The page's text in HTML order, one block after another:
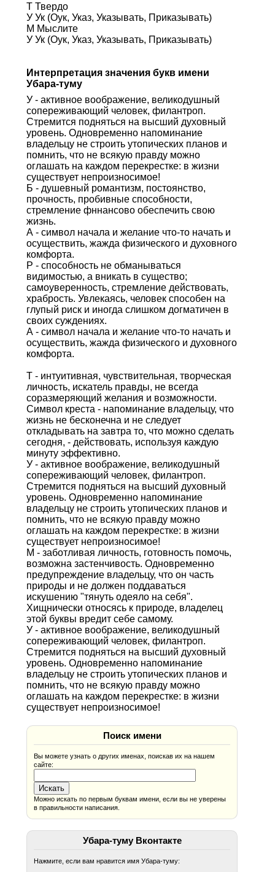
Т Твердо
У Ук (Оук, Указ, Указывать, Приказывать)
М Мыслите
У Ук (Оук, Указ, Указывать, Приказывать)
Интерпретация значения букв имени
Убара-туму
У - активное воображение, великодушный
сопереживающий человек, филантроп.
Стремится подняться на высший духовный
уровень. Одновременно напоминание
владельцу не строить утопических планов и
помнить, что не всякую правду можно
оглашать на каждом перекрестке: в жизни
существует непроизносимое!
Б - душевный романтизм, постоянство,
прочность, пробивные способности,
стремление фннансово обеспечить свою
жизнь.
А - символ начала и желание что-то начать и
осуществить, жажда физического и духовного
комфорта.
Р - способность не обманываться
видимостью, а вникать в существо;
самоуверенность, стремление действовать,
храбрость. Увлекаясь, человек способен на
глупый риск и иногда слишком догматичен в
своих суждениях.
А - символ начала и желание что-то начать и
осуществить, жажда физического и духовного
комфорта.
Т - интуитивная, чувствительная, творческая
личность, искатель правды, не всегда
соразмеряющий желания и возможности.
Символ креста - напоминание владельцу, что
жизнь не бесконечна и не следует
откладывать на завтра то, что можно сделать
сегодня, - действовать, используя каждую
минуту эффективно.
У - активное воображение, великодушный
сопереживающий человек, филантроп.
Стремится подняться на высший духовный
уровень. Одновременно напоминание
владельцу не строить утопических планов и
помнить, что не всякую правду можно
оглашать на каждом перекрестке: в жизни
существует непроизносимое!
М - заботливая личность, готовность помочь,
возможна застенчивость. Одновременно
предупреждение владельцу, что он часть
природы и не должен поддаваться
искушению "тянуть одеяло на себя".
Хищнически относясь к природе, владелец
этой буквы вредит себе самому.
У - активное воображение, великодушный
сопереживающий человек, филантроп.
Стремится подняться на высший духовный
уровень. Одновременно напоминание
владельцу не строить утопических планов и
помнить, что не всякую правду можно
оглашать на каждом перекрестке: в жизни
существует непроизносимое!
Поиск имени
Вы можете узнать о других именах, поискав их на нашем
сайте:
Можно искать по первым буквам имени, если вы не уверены
в правильности написания.
Убара-туму Вконтакте
Нажмите, если вам нравится имя Убара-туму: